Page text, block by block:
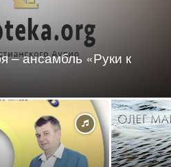
– ансамбль «Руки к